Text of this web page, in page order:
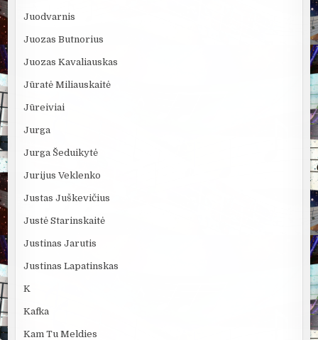
Juodvarnis
Juozas Butnorius
Juozas Kavaliauskas
Jūratė Miliauskaitė
Jūreiviai
Jurga
Jurga Šeduikytė
Jurijus Veklenko
Justas Juškevičius
Justė Starinskaitė
Justinas Jarutis
Justinas Lapatinskas
K
Kafka
Kam Tu Meldies